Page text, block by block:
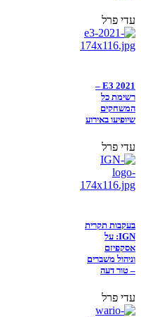
עדי פרל
E3 2021 –
רשימת כל
המשחקים
שיופיעו באירוע
עדי פרל
בעקבות תקרית
IGN: על
אסקפיזם
וניהול משברים
– טור דעה
עדי פרל